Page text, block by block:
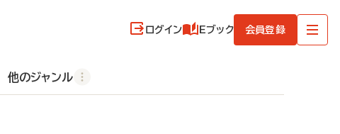
ログイン Eブック 会員登録
他のジャンル